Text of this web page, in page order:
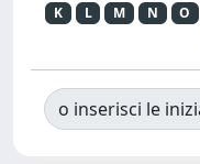
K
L M N O
o inserisci le